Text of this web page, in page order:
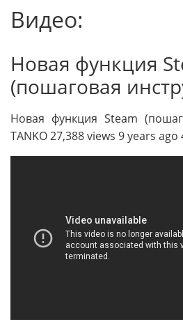
Видео:
Новая функция
(пошаговая
Новая функция Steam
TANKO 27,388 views 9 years